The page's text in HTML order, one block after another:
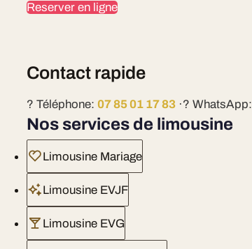
Reserver en ligne
Contact rapide
? Téléphone:07 85 01 17 83 ·? WhatsApp:
Nos services de limousine
Limousine Mariage
Limousine EVJF
Limousine EVG